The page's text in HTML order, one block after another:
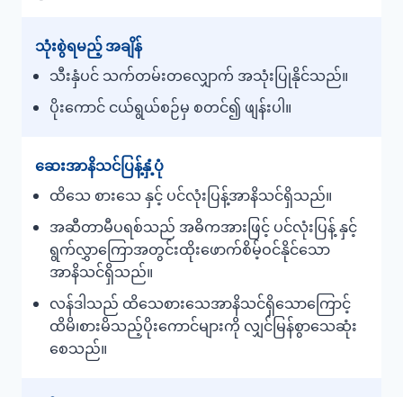
သုံးစွဲရမည့် အချိန်
သီးနှံပင် သက်တမ်းတလျှောက် အသုံးပြုနိုင်သည်။
ပိုးကောင် ငယ်ရွယ်စဉ်မှ စတင်၍ ဖျန်းပါ။
ဆေးအာနိသင်ပြန့်နှံ့ပုံ
ထိသေ စားသေ နှင့် ပင်လုံးပြန့်အာနိသင်ရှိသည်။
အဆီတာမီပရစ်သည် အဓိကအားဖြင့် ပင်လုံးပြန့် နှင့်
ရွက်လွှာကြောအတွင်းထိုးဖောက်စိမ့်ဝင်နိုင်သော
အာနိသင်ရှိသည်။
လန်ဒါသည် ထိသေစားသေအာနိသင်ရှိသောကြောင့်
ထိမိ၊စားမိသည့်ပိုးကောင်များကို လျှင်မြန်စွာသေဆုံး
စေသည်။